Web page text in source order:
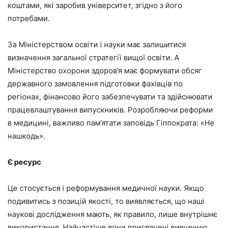
коштами, які заробив університет, згідно з його
потребами.
За Міністерством освіти і науки має залишитися
визначення загальної стратегії вищої освіти. А
Міністерство охорони здоров’я має формувати обсяг
державного замовлення підготовки фахівців по
регіонах, фінансово його забезпечувати та здійснювати
працевлаштування випускників. Розробляючи реформи
в медицині, важливо пам’ятати заповідь Гіппократа: «Не
нашкодь».
Є ресурс
Це стосується і реформування медичної науки. Якщо
подивитись з позицій якості, то виявляється, що наші
наукові дослідження мають, як правило, лише внутрішнє